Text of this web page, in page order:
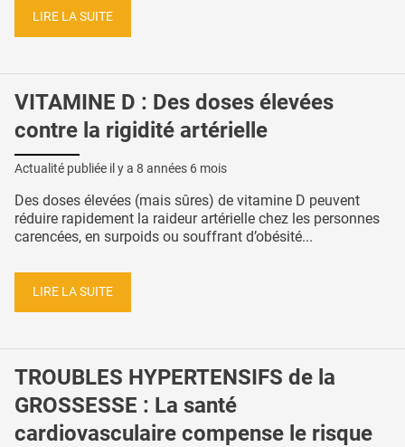
LIRE LA SUITE
VITAMINE D : Des doses élevées
contre la rigidité artérielle
Actualité publiée il y a 8 années 6 mois
Des doses élevées (mais sûres) de vitamine D peuvent
réduire rapidement la raideur artérielle chez les personnes
carencées, en surpoids ou souffrant d’obésité...
LIRE LA SUITE
TROUBLES HYPERTENSIFS de la
GROSSESSE : La santé
cardiovasculaire compense le risque